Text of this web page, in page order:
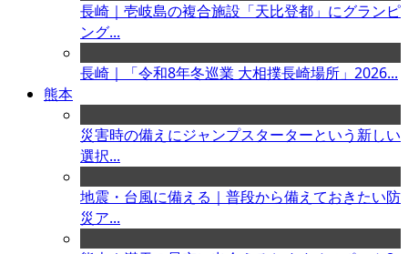
長崎｜壱岐島の複合施設「天比登都」にグランピ
ング...
長崎｜「令和8年冬巡業 大相撲長崎場所」2026...
熊本
災害時の備えにジャンプスターターという新しい
選択...
地震・台風に備える｜普段から備えておきたい防
災ア...